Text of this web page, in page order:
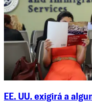
EE. UU. exigirá a